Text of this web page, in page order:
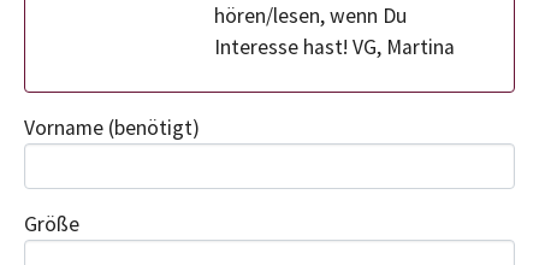
hören/lesen, wenn Du
Interesse hast! VG, Martina
Vorname (benötigt)
Größe